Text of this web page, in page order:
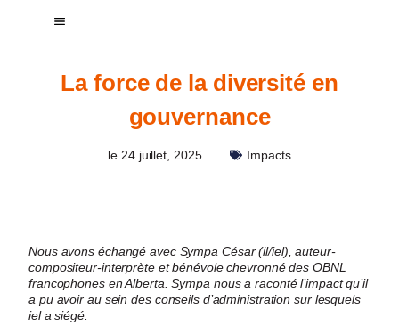
La force de la diversité en
gouvernance
le 24 juillet, 2025 Impacts
Nous avons échangé avec Sympa César (il/iel), auteur-
compositeur-interprète et bénévole chevronné des OBNL
francophones en Alberta. Sympa nous a raconté l’impact qu’il
a pu avoir au sein des conseils d’administration sur lesquels
iel a siégé.